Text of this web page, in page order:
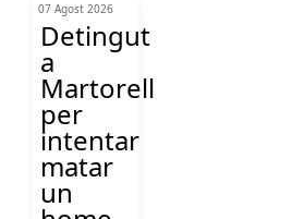
07 Agost 2026
Detingut
a
Martorell
per
intentar
matar
un